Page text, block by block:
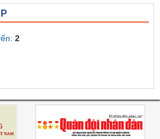
2